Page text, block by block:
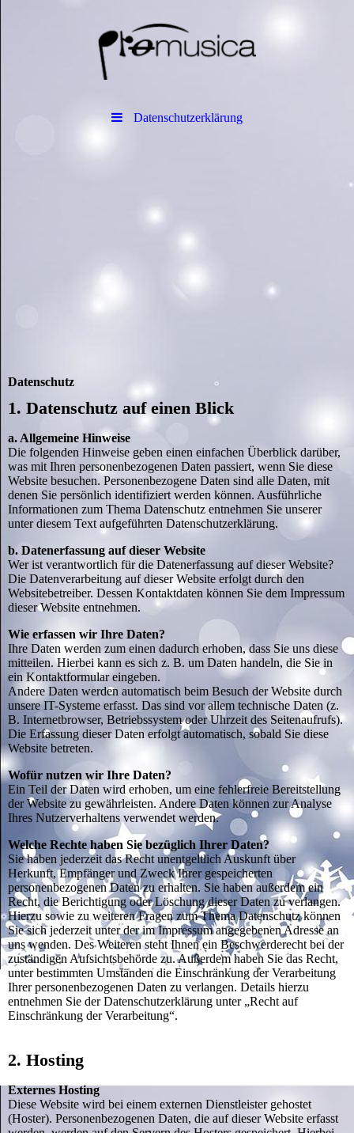
Datenschutzerklärung
Datenschutz
1. Datenschutz auf einen Blick
a. Allgemeine Hinweise
Die folgenden Hinweise geben einen einfachen Überblick darüber,
was mit Ihren personenbezogenen Daten passiert, wenn Sie diese
Website besuchen. Personenbezogene Daten sind alle Daten, mit
denen Sie persönlich identifiziert werden können. Ausführliche
Informationen zum Thema Datenschutz entnehmen Sie unserer
unter diesem Text aufgeführten Datenschutzerklärung.
b. Datenerfassung auf dieser Website
Wer ist verantwortlich für die Datenerfassung auf dieser Website?
Die Datenverarbeitung auf dieser Website erfolgt durch den
Websitebetreiber. Dessen Kontaktdaten können Sie dem Impressum
dieser Website entnehmen.
Wie erfassen wir Ihre Daten?
Ihre Daten werden zum einen dadurch erhoben, dass Sie uns diese
mitteilen. Hierbei kann es sich z. B. um Daten handeln, die Sie in
ein Kontaktformular eingeben.
Andere Daten werden automatisch beim Besuch der Website durch
unsere IT-Systeme erfasst. Das sind vor allem technische Daten (z.
B. Internetbrowser, Betriebssystem oder Uhrzeit des Seitenaufrufs).
Die Erfassung dieser Daten erfolgt automatisch, sobald Sie diese
Website betreten.
Wofür nutzen wir Ihre Daten?
Ein Teil der Daten wird erhoben, um eine fehlerfreie Bereitstellung
der Website zu gewährleisten. Andere Daten können zur Analyse
Ihres Nutzerverhaltens verwendet werden.
Welche Rechte haben Sie bezüglich Ihrer Daten?
Sie haben jederzeit das Recht unentgeltlich Auskunft über
Herkunft, Empfänger und Zweck Ihrer gespeicherten
personenbezogenen Daten zu erhalten. Sie haben außerdem ein
Recht, die Berichtigung oder Löschung dieser Daten zu verlangen.
Hierzu sowie zu weiteren Fragen zum Thema Datenschutz können
Sie sich jederzeit unter der im Impressum angegebenen Adresse an
uns wenden. Des Weiteren steht Ihnen ein Beschwerderecht bei der
zuständigen Aufsichtsbehörde zu. Außerdem haben Sie das Recht,
unter bestimmten Umständen die Einschränkung der Verarbeitung
Ihrer personenbezogenen Daten zu verlangen. Details hierzu
entnehmen Sie der Datenschutzerklärung unter „Recht auf
Einschränkung der Verarbeitung“.
2. Hosting
Externes Hosting
Diese Website wird bei einem externen Dienstleister gehostet
(Hoster). Personenbezogenen Daten, die auf dieser Website erfasst